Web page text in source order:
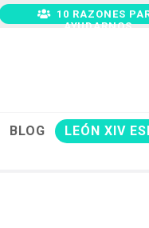
10 RAZONES
AYUDARNOS
BLOG LEÓN XIV